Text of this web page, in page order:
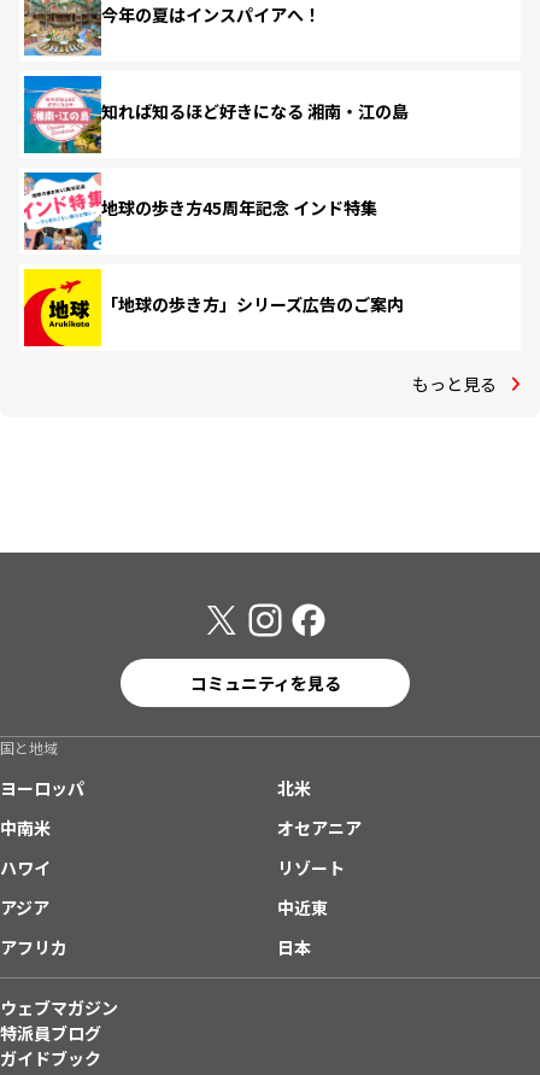
今年の夏はインスパイアへ！
知れば知るほど好きになる 湘南・江の島
地球の歩き方45周年記念 インド特集
「地球の歩き方」シリーズ広告のご案内
もっと見る
コミュニティを見る
国と地域
ヨーロッパ
北米
中南米
オセアニア
ハワイ
リゾート
アジア
中近東
アフリカ
日本
ウェブマガジン
特派員ブログ
ガイドブック